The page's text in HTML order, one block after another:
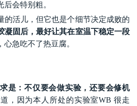
会特别粗。
的活儿，但它也是个细节决定成败的
凝固后，最好让其在室温下稳定一段
心急吃不了热豆腐。
是：不仅要会做实验，还要会修机
道，因为本人所处的实验室WB很走